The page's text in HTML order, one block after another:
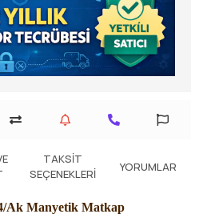
TAKSIT
SEÇENEKLERI
YORUMLAR
Ak Manyetik Matkap